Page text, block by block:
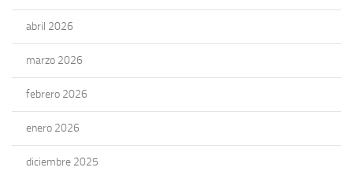
abril 2026
marzo 2026
febrero 2026
enero 2026
diciembre 2025